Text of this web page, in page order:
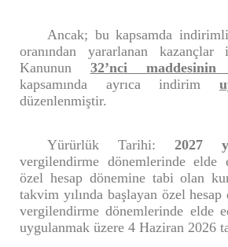
Ancak; bu kapsamda
oranından yararlanan
Kanunun 32’nci maddesinin
kapsamında ayrıca indirim
düzenlenmiştir.
Yürürlük Tarihi:2027
vergilendirme dönemlerinde elde
özel hesap dönemine tabi olan
takvim yılında başlayan özel
vergilendirme dönemlerinde elde
uygulanmak üzere 4 Haziran 2026